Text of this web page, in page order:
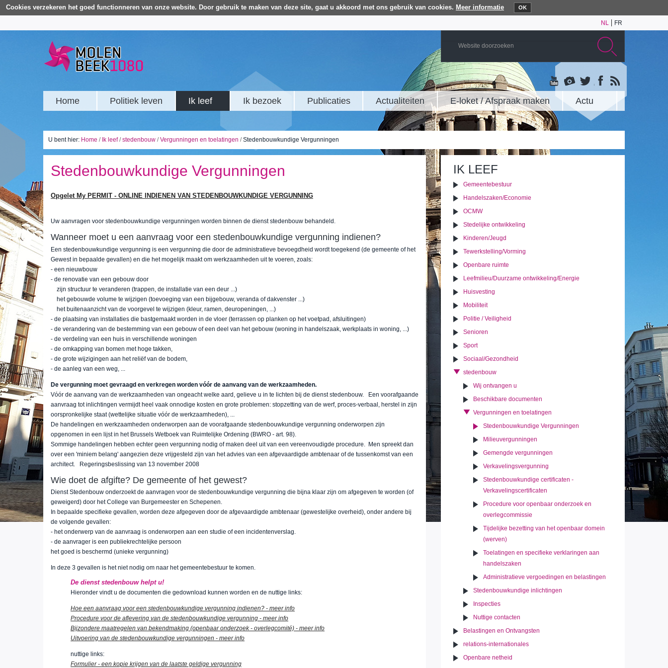
Cookies verzekeren het goed functionneren van onze website. Door gebruik te maken van deze site, gaat u akkoord met ons gebruik van cookies. Meer informatie OK
NL FR
Home Politiek leven Ik leef Ik bezoek Publicaties Actualiteiten E-loket / Afspraak maken Actu
U bent hier: Home / Ik leef /stedenbouw /Vergunningen en toelatingen /Stedenbouwkundige Vergunningen
Stedenbouwkundige Vergunningen
Opgelet My PERMIT - ONLINE INDIENEN VAN STEDENBOUWKUNDIGE VERGUNNING
Uw aanvragen voor stedenbouwkundige vergunningen worden binnen de dienst stedenbouw behandeld.
Wanneer moet u een aanvraag voor een stedenbouwkundige vergunning indienen?
Een stedenbouwkundige vergunning is een vergunning die door de administratieve bevoegdheid wordt toegekend (de gemeente of het
Gewest in bepaalde gevallen) en die het mogelijk maakt om werkzaamheden uit te voeren, zoals:
- een nieuwbouw
- de renovatie van een gebouw door
zijn structuur te veranderen (trappen, de installatie van een deur ...)
het gebouwde volume te wijzigen (toevoeging van een bijgebouw, veranda of dakvenster ...)
het buitenaanzicht van de voorgevel te wijzigen (kleur, ramen, deuropeningen, ...)
- de plaatsing van installaties die bastgemaakt worden in de vloer (terrassen op planken op het voetpad, afsluitingen)
- de verandering van de bestemming van een gebouw of een deel van het gebouw (woning in handelszaak, werkplaats in woning, ...)
- de verdeling van een huis in verschillende woningen
- de omkapping van bomen met hoge takken,
- de grote wijzigingen aan het reliëf van de bodem,
- de aanleg van een weg, ...
De vergunning moet gevraagd en verkregen worden vóór de aanvang van de werkzaamheden.
Vóór de aanvang van de werkzaamheden van ongeacht welke aard, gelieve u in te lichten bij de dienst stedenbouw. Een voorafgaande
aanvraag tot inlichtingen vermijdt heel vaak onnodige kosten en grote problemen: stopzetting van de werf, proces-verbaal, herstel in zijn
oorspronkelijke staat (wettelijke situatie vóór de werkzaamheden), ...
De handelingen en werkzaamheden onderworpen aan de voorafgaande stedenbouwkundige vergunning onderworpen zijn
opgenomen in een lijst in het Brussels Wetboek van Ruimtelijke Ordening (BWRO - art. 98).
Sommige handelingen hebben echter geen vergunning nodig of maken deel uit van een vereenvoudigde procedure. Men spreekt dan
over een 'miniem belang' aangezien deze vrijgesteld zijn van het advies van een afgevaardigde ambtenaar of de tussenkomst van een
architect. Regeringsbeslissing van 13 november 2008
Wie doet de afgifte? De gemeente of het gewest?
Dienst Stedenbouw onderzoekt de aanvragen voor de stedenbouwkundige vergunning die bijna klaar zijn om afgegeven te worden (of
geweigerd) door het College van Burgemeester en Schepenen.
In bepaalde specifieke gevallen, worden deze afgegeven door de afgevaardigde ambtenaar (gewestelijke overheid), onder andere bij
de volgende gevallen:
- het onderwerp van de aanvraag is onderworpen aan een studie of een incidentenverslag.
- de aanvrager is een publiekrechtelijke persoon
het goed is beschermd (unieke vergunning)
In deze 3 gevallen is het niet nodig om naar het gemeentebestuur te komen.
De dienst stedenbouw helpt u!
Hieronder vindt u de documenten die gedownload kunnen worden en de nuttige links:
Hoe een aanvraag voor een stedenbouwkundige vergunning indienen? - meer info
Procedure voor de aflevering van de stedenbouwkundige vergunning - meer info
Bijzondere maatregelen van bekendmaking (openbaar onderzoek - overlegcomité) - meer info
Uitvoering van de stedenbouwkundige vergunningen - meer info
nuttige links:
Formulier - een kopie krijgen van de laatste geldige vergunning
IK LEEF
Gemeentebestuur
Handelszaken/Economie
OCMW
Stedelijke ontwikkeling
Kinderen/Jeugd
Tewerkstelling/Vorming
Openbare ruimte
Leefmilieu/Duurzame ontwikkeling/Energie
Huisvesting
Mobiliteit
Politie / Veiligheid
Senioren
Sport
Sociaal/Gezondheid
stedenbouw
Wij ontvangen u
Beschikbare documenten
Vergunningen en toelatingen
Stedenbouwkundige Vergunningen
Milieuvergunningen
Gemengde vergunningen
Verkavelingsvergunning
Stedenbouwkundige certificaten -
Verkavelingscertificaten
Procedure voor openbaar onderzoek en
overlegcommissie
Tijdelijke bezetting van het openbaar domein
(werven)
Toelatingen en specifieke verklaringen aan
handelszaken
Administratieve vergoedingen en belastingen
Stedenbouwkundige inlichtingen
Inspecties
Nuttige contacten
Belastingen en Ontvangsten
relations-internationales
Openbare netheid